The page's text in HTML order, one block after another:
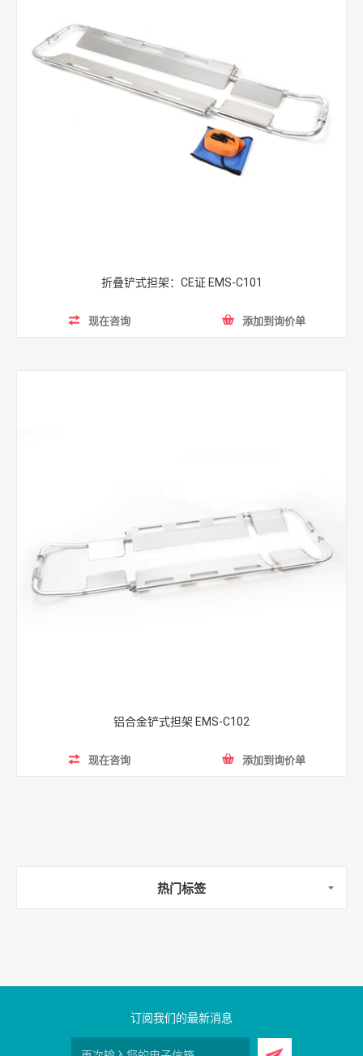
折叠铲式担架：CE证 EMS-C101
现在咨询 添加到询价单
铝合金铲式担架 EMS-C102
现在咨询 添加到询价单
热门标签
订阅我们的最新消息